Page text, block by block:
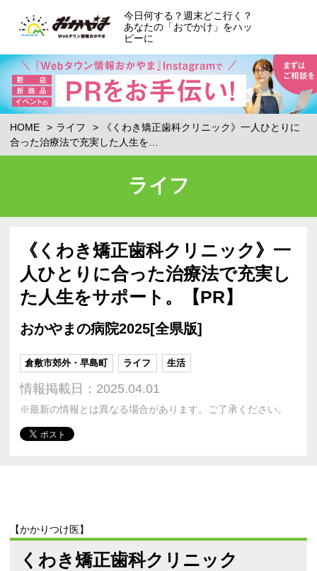
今日何する？週末どこ行く？
あなたの「おでかけ」をハッ
ピーに
HOME ライフ
《くわき矯正歯科クリニック》一人ひとりに
合った治療法で充実した人生を…
ライフ
《くわき矯正歯科クリニック》一
人ひとりに合った治療法で充実し
た人生をサポート。【PR】
おかやまの病院2025[全県版]
倉敷市郊外・早島町 ライフ 生活
情報掲載日：2025.04.01
※最新の情報とは異なる場合があります。ご了承ください。
【かかりつけ医】
くわき矯正歯科クリニック